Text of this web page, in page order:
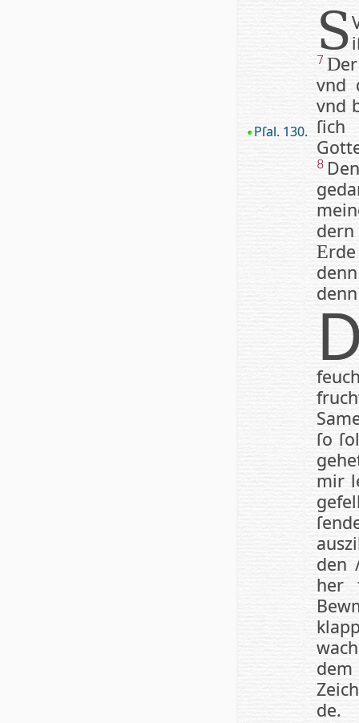
Pſal. 130.
S
7 D
vnd
vnd
8
dern
E
ſo
mir
den
her
de.